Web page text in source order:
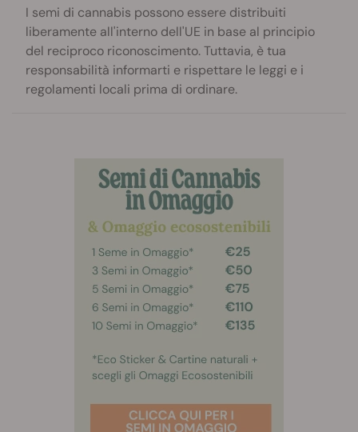
I semi di cannabis possono essere distribuiti
liberamente all'interno dell'UE in base al principio
del reciproco riconoscimento. Tuttavia, è tua
responsabilità informarti e rispettare le leggi e i
regolamenti locali prima di ordinare.